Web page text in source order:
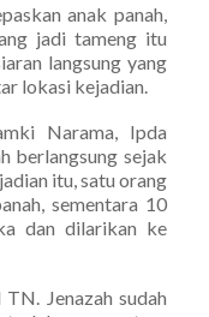
anak panah,
jadi tameng itu
langsung yang
lokasi kejadian.
Narama, Ipda
berlangsung sejak
itu, satu orang
sementara 10
dan dilarikan ke
Jenazah sudah